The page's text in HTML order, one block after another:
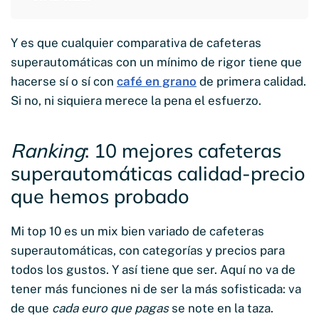
Y es que cualquier comparativa de cafeteras
superautomáticas con un mínimo de rigor tiene que
hacerse sí o sí con café en grano de primera calidad.
Si no, ni siquiera merece la pena el esfuerzo.
Ranking: 10 mejores cafeteras
superautomáticas calidad-precio
que hemos probado
Mi top 10 es un mix bien variado de cafeteras
superautomáticas, con categorías y precios para
todos los gustos. Y así tiene que ser. Aquí no va de
tener más funciones ni de ser la más sofisticada: va
de que cada euro que pagasse note en la taza.